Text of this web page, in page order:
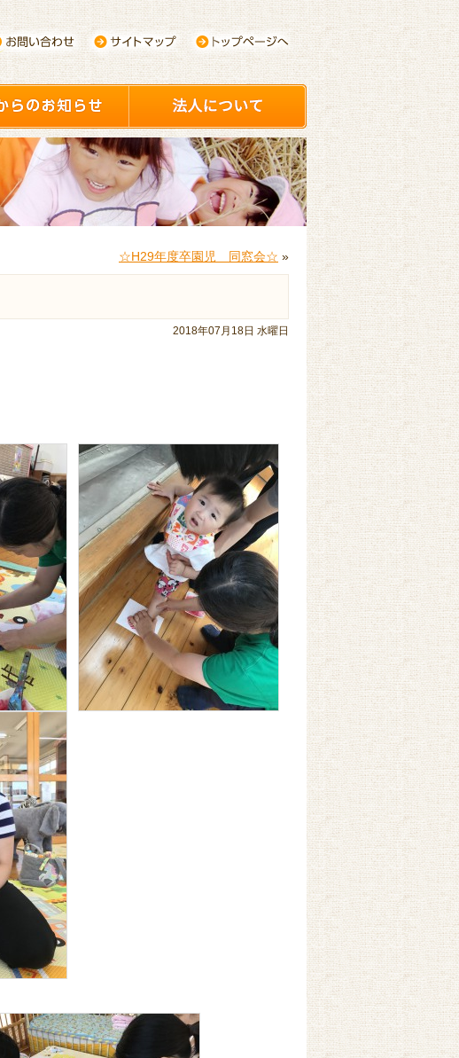
☆H29年度卒園児 同窓会☆ »
2018年07月18日 水曜日